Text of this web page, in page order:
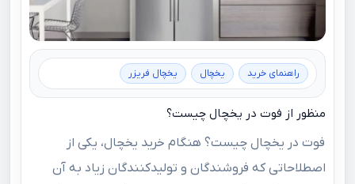
راهنمای خرید یخچال یخچال فریزر
منظور از فوت در یخچال چیست؟
فوت در یخچال چیست؟ هنگام خرید یخچال، یکی از
اصطلاحاتی که فروشندگان و تولیدکنندگان زیاد به آن